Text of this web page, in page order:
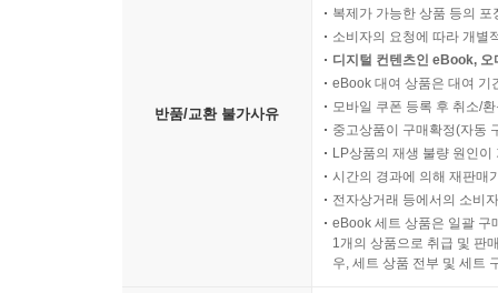
반품/교환 불가사유
복제가 가능한 상품 등의
소비자의 요청에 따라 개별
디지털 컨텐츠인 eBook,
eBook 대여 상품은 대여 기
모바일 쿠폰 등록 후 취소/
중고상품이 구매확정(자동
LP상품의 재생 불량 원인
시간의 경과에 의해 재판매
전자상거래 등에서의 소비
eBook 세트 상품은 일괄 구
1개의 상품으로 취급 및 판
우, 세트 상품 전부 및 세트